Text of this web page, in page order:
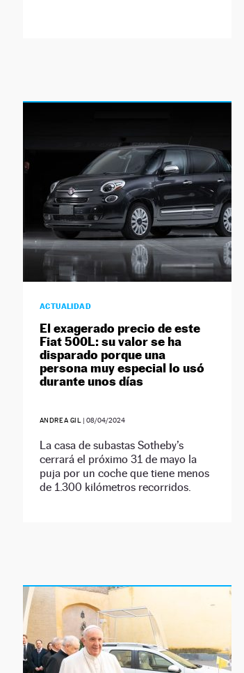
ACTUALIDAD
El exagerado precio de este
Fiat 500L: su valor se ha
disparado porque una
persona muy especial lo usó
durante unos días
ANDREA GIL |08/04/2024
La casa de subastas Sotheby’s
cerrará el próximo 31 de mayo la
puja por un coche que tiene menos
de 1.300 kilómetros recorridos.